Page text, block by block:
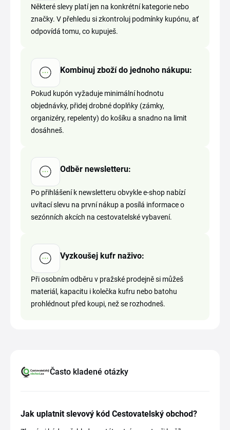
Některé slevy platí jen na konkrétní kategorie nebo
značky. V přehledu si zkontroluj podmínky kupónu, ať
odpovídá tomu, co kupuješ.
Kombinuj zboží do jednoho nákupu:
Pokud kupón vyžaduje minimální hodnotu
objednávky, přidej drobné doplňky (zámky,
organizéry, repelenty) do košíku a snadno na limit
dosáhneš.
Odběr newsletteru:
Po přihlášení k newsletteru obvykle e-shop nabízí
uvítací slevu na první nákup a posílá informace o
sezónních akcích na cestovatelské vybavení.
Vyzkoušej kufr naživo:
Při osobním odběru v pražské prodejně si můžeš
materiál, kapacitu i kolečka kufru nebo batohu
prohlédnout před koupi, než se rozhodneš.
Často kladené otázky
Jak uplatnit slevový kód Cestovatelský obchod?